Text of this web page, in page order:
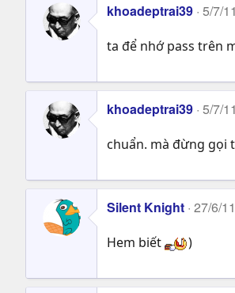
khoadeptrai39 5/7/11
ta để nhớ pass trên
khoadeptrai39 5/7/11
chuẩn. mà đừng gọi
Silent Knight 27/6/11
Hem biết )